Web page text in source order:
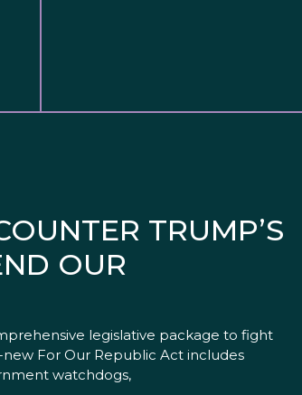
TRUMP’S
OUR
legislative package to fight
For Our Republic Act includes
watchdogs,